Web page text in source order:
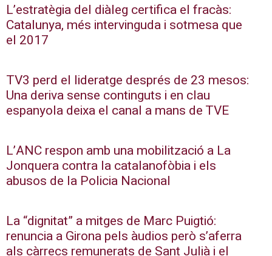
L’estratègia del diàleg certifica el fracàs:
Catalunya, més intervinguda i sotmesa que
el 2017
TV3 perd el lideratge després de 23 mesos:
Una deriva sense continguts i en clau
espanyola deixa el canal a mans de TVE
L’ANC respon amb una mobilització a La
Jonquera contra la catalanofòbia i els
abusos de la Policia Nacional
La “dignitat” a mitges de Marc Puigtió:
renuncia a Girona pels àudios però s’aferra
als càrrecs remunerats de Sant Julià i el